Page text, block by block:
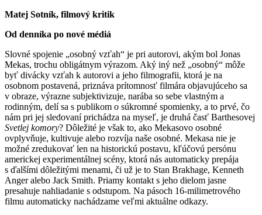
Matej Sotník, filmový kritik
Od denníka po nové médiá
Slovné spojenie „osobný vzťah“ je pri autorovi, akým bol Jonas
Mekas, trochu obligátnym výrazom. Aký iný než „osobný“ môže
byť divácky vzťah k autorovi a jeho filmografii, ktorá je na
osobnom postavená, priznáva prítomnosť filmára objavujúceho sa
v obraze, výrazne subjektivizuje, narába so sebe vlastným a
rodinným, delí sa s publikom o súkromné spomienky, a to prvé, čo
nám pri jej sledovaní prichádza na myseľ, je druhá časť Barthesovej
Svetlej komory? Dôležité je však to, ako Mekasovo osobné
ovplyvňuje, kultivuje alebo rozvíja naše osobné. Mekasa nie je
možné zredukovať len na historickú postavu, kľúčovú persónu
americkej experimentálnej scény, ktorá nás automaticky prepája
s ďalšími dôležitými menami, či už je to Stan Brakhage, Kenneth
Anger alebo Jack Smith. Priamy kontakt s jeho dielom jasne
presahuje nahliadanie s odstupom. Na pásoch 16-milimetrového
filmu automaticky nachádzame veľmi aktuálne odkazy.